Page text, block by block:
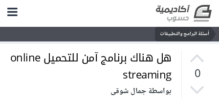
أسئلة البرامج والتطبيقات
0
هل هناك برنامج آمن للتحميل online
streaming
بواسطة جمال شوقى